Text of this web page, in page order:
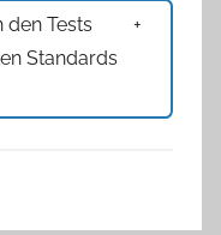
Tests
Standards